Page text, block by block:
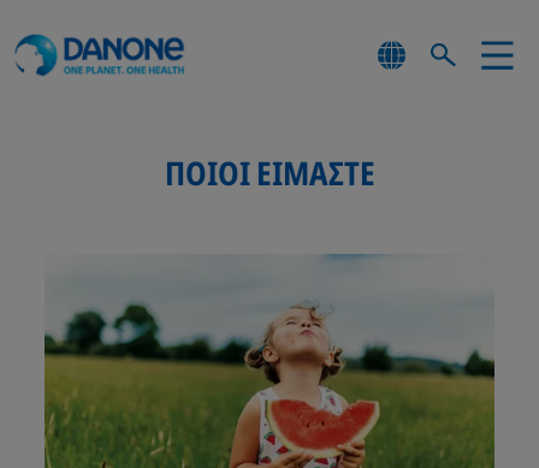
ΠΟΙΟΙ ΕΙΜΑΣΤΕ